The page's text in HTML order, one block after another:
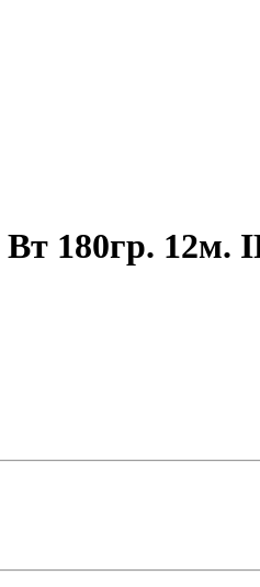
180гр. 12м.